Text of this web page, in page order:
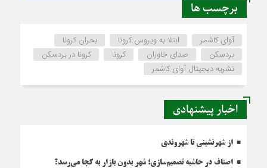
برچسب ها
آوای کاشمر ابتلا به ویروس کرونا
بحران کرونا
بردسکن
صدای خاوران کرونا
کرونا در بردسکن
نشریه دیجیتال آوای کاشمر
اخبار پیشنهادی
از شهرنشینی تا شهروندی
اصناف در حاشیه تصمیم‌سازی؛ شهر بدون بازار به کجا می‌رسد؟